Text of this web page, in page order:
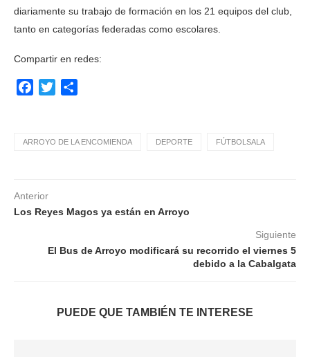
diariamente su trabajo de formación en los 21 equipos del club,
tanto en categorías federadas como escolares.
Compartir en redes:
Facebook
Twitter
ARROYO DE LA ENCOMIENDA DEPORTE FÚTBOLSALA
Anterior
Los Reyes Magos ya están en Arroyo
Siguiente
El Bus de Arroyo modificará su recorrido el viernes 5
debido a la Cabalgata
PUEDE QUE TAMBIÉN TE INTERESE